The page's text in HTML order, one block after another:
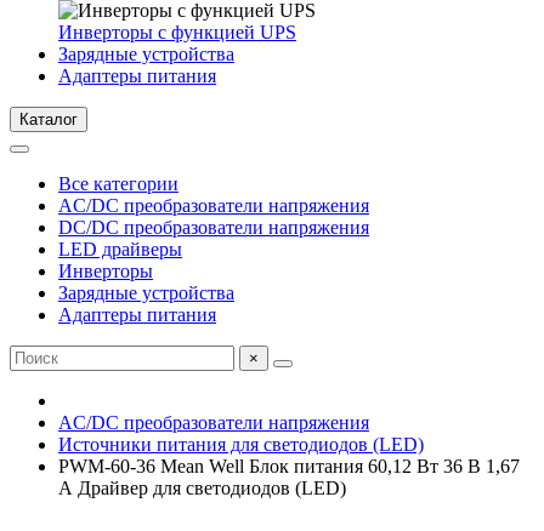
Инверторы с функцией UPS
Зарядные устройства
Адаптеры питания
Каталог
Все категории
AC/DC преобразователи напряжения
DC/DC преобразователи напряжения
LED драйверы
Инверторы
Зарядные устройства
Адаптеры питания
×
AC/DC преобразователи напряжения
Источники питания для светодиодов (LED)
PWM-60-36 Mean Well Блок питания 60,12 Вт 36 В 1,67
А Драйвер для светодиодов (LED)